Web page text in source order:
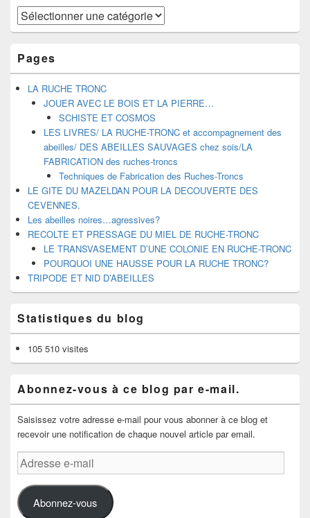
Catégories
Pages
LA RUCHE TRONC
JOUER AVEC LE BOIS ET LA PIERRE…
SCHISTE ET COSMOS
LES LIVRES/ LA RUCHE-TRONC et accompagnement des
abeilles/ DES ABEILLES SAUVAGES chez sois/LA
FABRICATION des ruches-troncs
Techniques de Fabrication des Ruches-Troncs
LE GITE DU MAZELDAN POUR LA DECOUVERTE DES
CEVENNES.
Les abeilles noires…agressives?
RECOLTE ET PRESSAGE DU MIEL DE RUCHE-TRONC
LE TRANSVASEMENT D’UNE COLONIE EN RUCHE-TRONC
POURQUOI UNE HAUSSE POUR LA RUCHE TRONC?
TRIPODE ET NID D’ABEILLES
Statistiques du blog
105 510 visites
Abonnez-vous à ce blog par e-mail.
Saisissez votre adresse e-mail pour vous abonner à ce blog et
recevoir une notification de chaque nouvel article par email.
Adresse
e-
mail
Abonnez-vous